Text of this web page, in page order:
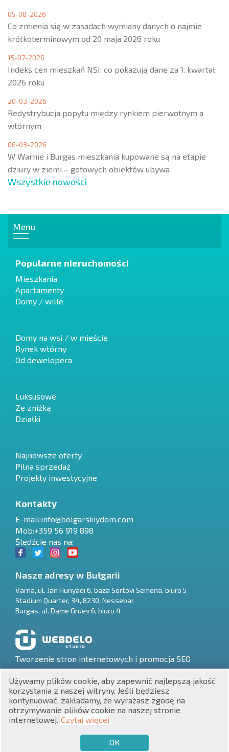
$
₽
₴
zł
PL
05-08-2026
Co zmienia się w zasadach wymiany danych o najmie
krótkoterminowym od 20 maja 2026 roku
15-07-2026
Indeks cen mieszkań NSI: co pokazują dane za 1. kwartał
2026 roku
20-03-2026
Redystrybucja popytu między rynkiem pierwotnym a
wtórnym
06-03-2026
W Warnie i Burgas mieszkania kupowane są na etapie
dziury w ziemi – gotowych obiektów ubywa
Wszystkie nowości
Menu
Popularne nieruchomości
Mieszkania
Apartamenty
Domy / wille
Domy na wsi / w mieście
Rynek wtórny
Od dewelopera
Luksusowe
Ze zniżką
Działki
Najnowsze oferty
Pilna sprzedaż
Projekty inwestycyjne
Kontakty
E-mail:info@bolgarskiydom.com
Mob:+359 56 919 898
Śledźcie nas na:
Nasze adresy w Bułgarii
Varna, ul. Jan Hunyadi 6, baza Sortovi Semena, biuro 5
Stadium Quarter, 34, 8230, Nessebar
Burgas, ul. Dame Gruev 6, biuro 4
Tworzenie stron internetowych i promocja SEO
UNIC 201160903
Używamy plików cookie, aby zapewnić najlepszą jakość
korzystania z naszej witryny. Jeśli będziesz
kontynuować, zakładamy, że wyrażasz zgodę na
otrzymywanie plików cookie na naszej stronie
internetowej. Czytaj więcej
ОК